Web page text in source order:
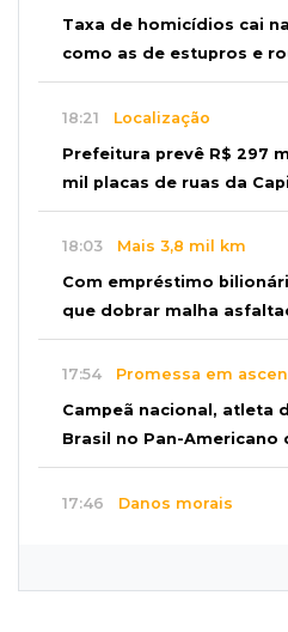
Taxa de homicídios cai
como as de estupros e
18:21 Localização
Prefeitura prevê R$ 297
mil placas de ruas da
18:03 Mais 3,8 mil km
Com empréstimo
que dobrar malha
17:54 Promessa em
Campeã nacional, atleta
Brasil no Pan-Americano
17:46 Danos morais